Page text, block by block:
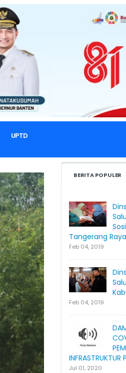
UPTD
BERITA POPULER
Tangerang Raya
Feb 04, 2019
Feb 04, 2019
INFRASTRUKTUR
Jul 01, 2020